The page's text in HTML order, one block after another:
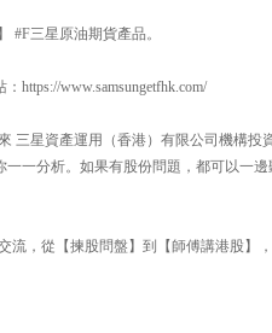
#F三星原油期貨產品。
https://www.samsungetfhk.com/
三星資產運用（香港）有限公司機構
一分析。如果有股份問題，都可以一
流，從【揀股問盤】到【師傅講港股】，